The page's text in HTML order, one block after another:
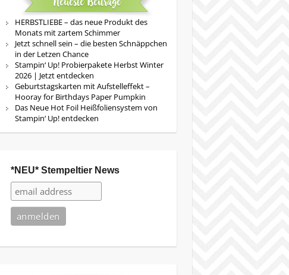
HERBSTLIEBE – das neue Produkt des
Monats mit zartem Schimmer
Jetzt schnell sein – die besten Schnäppchen
in der Letzen Chance
Stampin‘ Up! Probierpakete Herbst Winter
2026 | Jetzt entdecken
Geburtstagskarten mit Aufstelleffekt –
Hooray for Birthdays Paper Pumpkin
Das Neue Hot Foil Heißfoliensystem von
Stampin‘ Up! entdecken
*NEU* Stempeltier News